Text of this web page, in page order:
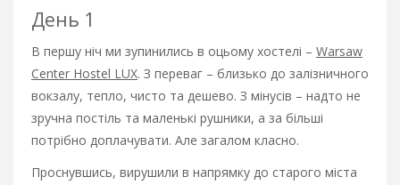
День 1
В першу ніч ми зупинились в оцьому хостелі – Warsaw
Center Hostel LUX. З переваг – близько до залізничного
вокзалу, тепло, чисто та дешево. З мінусів – надто не
зручна постіль та маленькі рушники, а за більші
потрібно доплачувати. Але загалом класно.
Проснувшись, вирушили в напрямку до старого міста